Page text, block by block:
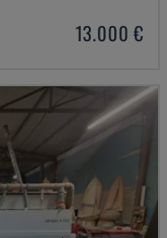
13.000 €